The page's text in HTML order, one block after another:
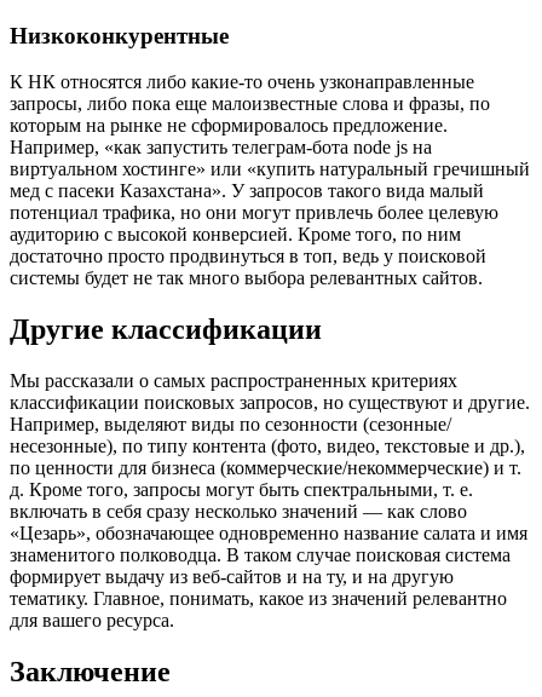
Низкоконкурентные
К НК относятся либо какие-то очень узконаправленные
запросы, либо пока еще малоизвестные слова и фразы, по
которым на рынке не сформировалось предложение.
Например, «как запустить телеграм-бота node js на
виртуальном хостинге» или «купить натуральный гречишный
мед с пасеки Казахстана». У запросов такого вида малый
потенциал трафика, но они могут привлечь более целевую
аудиторию с высокой конверсией. Кроме того, по ним
достаточно просто продвинуться в топ, ведь у поисковой
системы будет не так много выбора релевантных сайтов.
Другие классификации
Мы рассказали о самых распространенных критериях
классификации поисковых запросов, но существуют и другие.
Например, выделяют виды по сезонности (сезонные/
несезонные), по типу контента (фото, видео, текстовые и др.),
по ценности для бизнеса (коммерческие/некоммерческие) и т.
д. Кроме того, запросы могут быть спектральными, т. е.
включать в себя сразу несколько значений — как слово
«Цезарь», обозначающее одновременно название салата и имя
знаменитого полководца. В таком случае поисковая система
формирует выдачу из веб-сайтов и на ту, и на другую
тематику. Главное, понимать, какое из значений релевантно
для вашего ресурса.
Заключение